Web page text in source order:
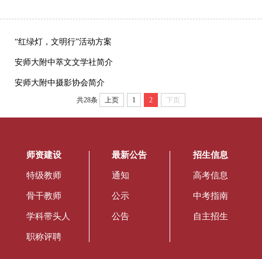
“红绿灯，文明行”活动方案
安师大附中萃文文学社简介
安师大附中摄影协会简介
共28条 上页 1 2 下页
师资建设
特级教师
骨干教师
学科带头人
职称评聘
最新公告
通知
公示
公告
招生信息
高考信息
中考指南
自主招生